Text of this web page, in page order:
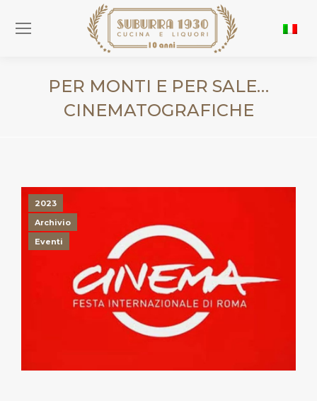
PER MONTI E PER SALE…
CINEMATOGRAFICHE
2023
Archivio
Eventi